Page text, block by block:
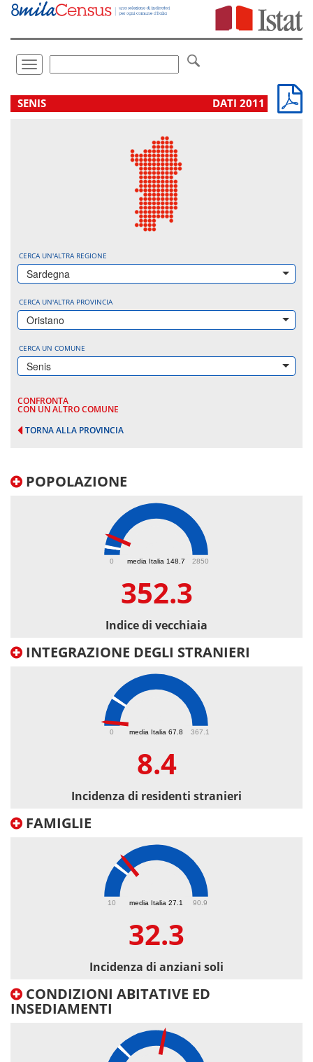
Vai
direttamente
Toggle
navigation
.
SENIS DATI 2011
CERCA UN'ALTRA REGIONE
Sardegna
CERCA UN'ALTRA PROVINCIA
Oristano
CERCA UN COMUNE
Senis
CONFRONTA
CON UN ALTRO COMUNE
TORNA ALLA PROVINCIA
POPOLAZIONE
media Italia 148.7
0 2850
352.3
Indice di vecchiaia
INTEGRAZIONE DEGLI STRANIERI
media Italia 67.8
0 367.1
8.4
Incidenza di residenti stranieri
FAMIGLIE
media Italia 27.1
10 90.9
32.3
Incidenza di anziani soli
CONDIZIONI ABITATIVE ED
INSEDIAMENTI